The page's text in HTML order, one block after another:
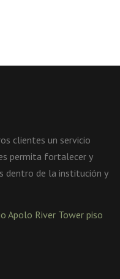
clientes un servicio
permita fortalecer y
dentro de la institución y
Apolo River Tower piso